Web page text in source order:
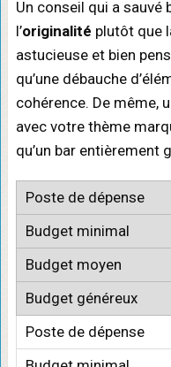
Un conseil qui a sauvé
l’originalité plutôt que
astucieuse et bien
qu’une débauche
cohérence. De même,
avec votre thème
qu’un bar entièrement